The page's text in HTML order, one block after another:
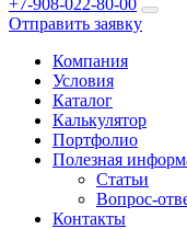
+7-908-022-80-00
Отправить заявку
Компания
Условия
Каталог
Калькулятор
Портфолио
Полезная
Статьи
Вопрос-
Контакты